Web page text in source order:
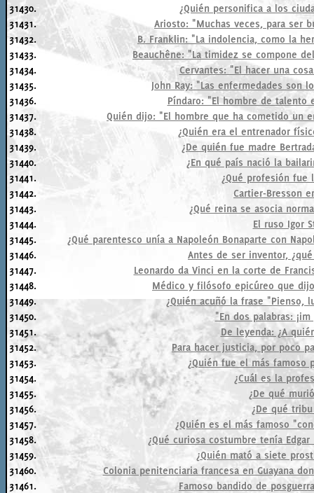
31430.
¿Quién personifica a los
31431.
Ariosto: "Muchas veces, para ser
31432.
B. Franklin: "La indolencia, como la
31433.
Beauchêne: "La timidez se compone
31434.
Cervantes: "El hacer una
31435.
John Ray: "Las enfermedades son
31436.
Píndaro: "El hombre de talento
31437.
Quién dijo: "El hombre que ha cometido un
31438.
¿Quién era el entrenador
31439.
¿De quién fue madre
31440.
¿En qué país nació la
31441.
¿Qué profesión fue
31442.
Cartier-Bresson
31443.
¿Qué reina se asocia
31444.
El ruso Igor
31445.
¿Qué parentesco unía a Napoleón Bonaparte con
31446.
Antes de ser inventor,
31447.
Leonardo da Vinci en la corte de
31448.
Médico y filósofo epicúreo que
31449.
¿Quién acuñó la frase "Pienso,
31450.
"En dos palabras:
31451.
De leyenda: ¿A
31452.
Para hacer justicia, por poco
31453.
¿Quién fue el más famoso
31454.
¿Cuál es la
31455.
¿De qué
31456.
¿De qué
31457.
¿Quién es el más famoso
31458.
¿Qué curiosa costumbre tenía
31459.
¿Quién mató a siete
31460.
Colonia penitenciaria francesa en Guayana
31461.
Famoso bandido de